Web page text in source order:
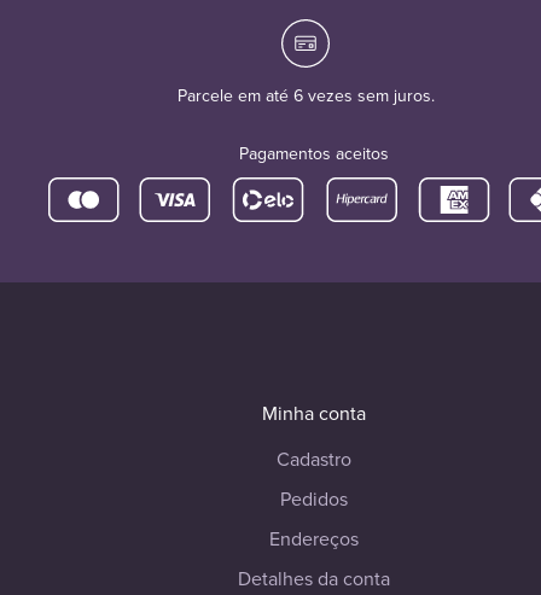
Parcele em até 6 vezes sem juros.
Pagamentos aceitos
Minha conta
Cadastro
Pedidos
Endereços
Detalhes da conta